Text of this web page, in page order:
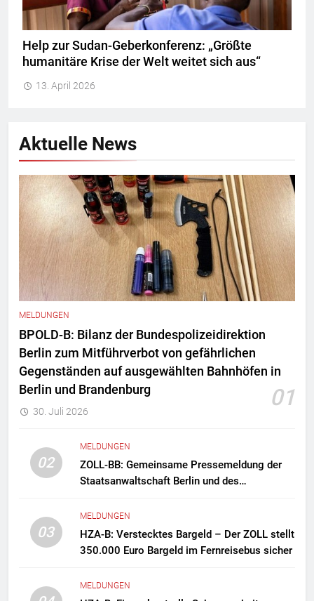
Help zur Sudan-Geberkonferenz: „Größte
humanitäre Krise der Welt weitet sich aus“
13. April 2026
Aktuelle News
MELDUNGEN
BPOLD-B: Bilanz der Bundespolizeidirektion
Berlin zum Mitführverbot von gefährlichen
Gegenständen auf ausgewählten Bahnhöfen in
Berlin und Brandenburg
01
30. Juli 2026
02
MELDUNGEN
ZOLL-BB: Gemeinsame Pressemeldung der
Staatsanwaltschaft Berlin und des
Zollfahndung hebt mutmaßliches
Drogenlabor aus
03
MELDUNGEN
HZA-B: Verstecktes Bargeld – Der ZOLL stellt
350.000 Euro Bargeld im Fernreisebus sicher
MELDUNGEN